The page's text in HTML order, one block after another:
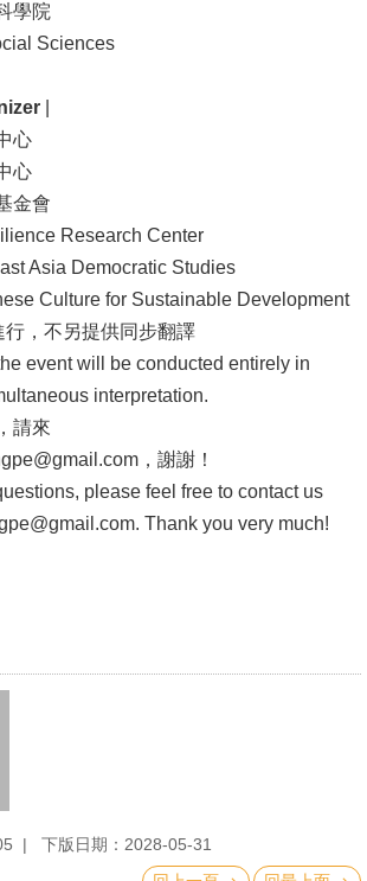
學院
Sciences
心
心
金會
Research Center
Asia Democratic Studies
Culture for Sustainable Development
，不另提供同步翻譯
event will be conducted entirely in
interpretation.
請來
，謝謝！
please feel free to contact us
. Thank you very much!
下版日期：2028-05-31